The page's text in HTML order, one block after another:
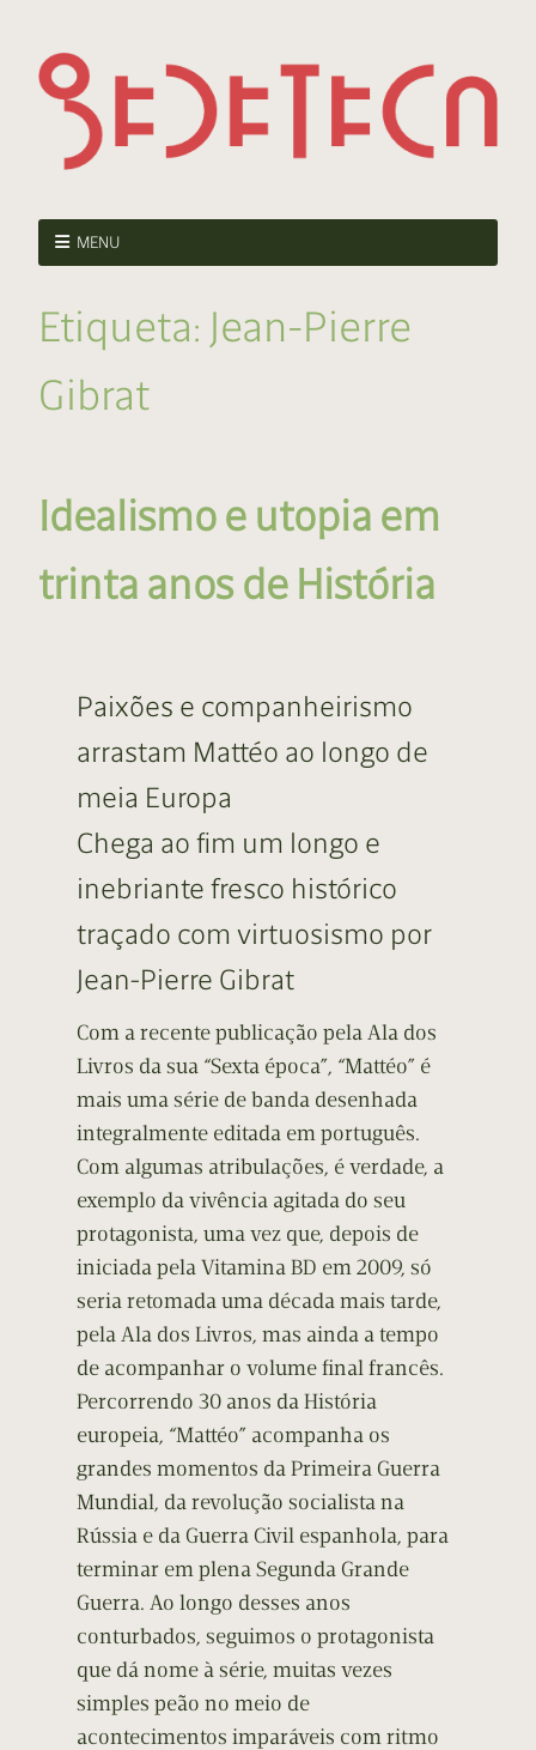
MENU
Etiqueta: Jean-Pierre
Gibrat
Idealismo e utopia em
trinta anos de História
Paixões e companheirismo
arrastam Mattéo ao longo de
meia Europa
Chega ao fim um longo e
inebriante fresco histórico
traçado com virtuosismo por
Jean-Pierre Gibrat
Com a recente publicação pela Ala dos
Livros da sua “Sexta época”, “Mattéo” é
mais uma série de banda desenhada
integralmente editada em português.
Com algumas atribulações, é verdade, a
exemplo da vivência agitada do seu
protagonista, uma vez que, depois de
iniciada pela Vitamina BD em 2009, só
seria retomada uma década mais tarde,
pela Ala dos Livros, mas ainda a tempo
de acompanhar o volume final francês.
Percorrendo 30 anos da História
europeia, “Mattéo” acompanha os
grandes momentos da Primeira Guerra
Mundial, da revolução socialista na
Rússia e da Guerra Civil espanhola, para
terminar em plena Segunda Grande
Guerra. Ao longo desses anos
conturbados, seguimos o protagonista
que dá nome à série, muitas vezes
simples peão no meio de
acontecimentos imparáveis com ritmo